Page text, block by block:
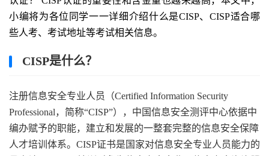
小编将为各位同学一一详细介绍什么是CISP、CISP适合哪
些人考、考试地址等考试相关信息。
CISP是什么？
注册信息安全专业人员（Certified Information Security
Professional，简称“CISP”），中国信息安全测评中心依据中
编办赋予的职能，建立和发展的一整套完整的信息安全保障
人才培训体系。CISP证书是国家对信息安全专业人员能力的